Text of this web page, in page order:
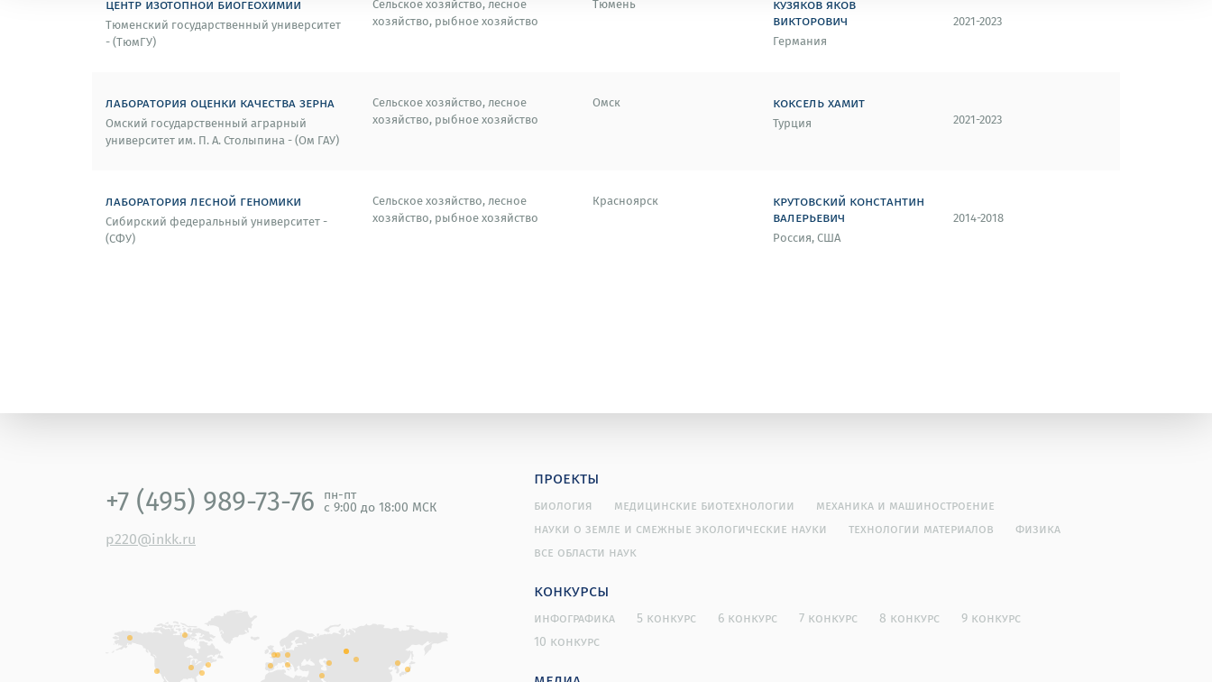
Тюменский государственный университет
- (ТюмГУ)
Сельское хозяйство, лесное
хозяйство, рыбное хозяйство
Тюмень
викторович
Германия
2021-2023
лаборатория оценки качества зерна
Омский государственный аграрный
университет им. П. А. Столыпина - (Ом ГАУ)
Сельское хозяйство, лесное
хозяйство, рыбное хозяйство
Омск коксель хамит
Турция 2021-2023
лаборатория лесной геномики
Сибирский федеральный университет -
(СФУ)
Сельское хозяйство, лесное
хозяйство, рыбное хозяйство
Красноярск
крутовский константин
валерьевич
Россия, США
2014-2018
+7 (495) 989-73-76 пн-пт
с 9:00 до 18:00 МСК
p220@inkk.ru
проекты
биология медицинские биотехнологии
механика и машиностроение
науки о земле и смежные экологические науки
технологии материалов
физика
все области наук
конкурсы
инфографика 5 конкурс 6 конкурс 7 конкурс 8 конкурс
9 конкурс
10 конкурс